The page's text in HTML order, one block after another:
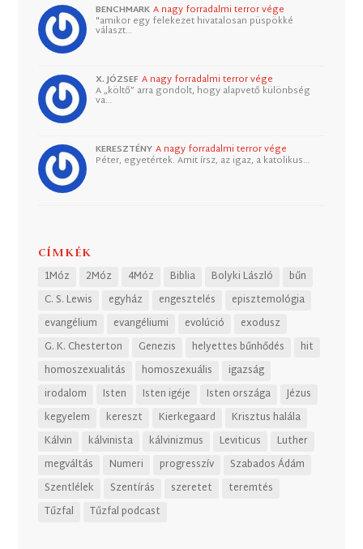
BENCHMARK A nagy forradalmi terror vége
"amikor egy felekezet hivatalosan püspökké
választ…
X. JÓZSEF A nagy forradalmi terror vége
A „költő” arra gondolt, hogy alapvető különbség
va…
KERESZTÉNY A nagy forradalmi terror vége
Péter, egyetértek. Amit írsz, az igaz, a katolikus…
CÍMKÉK
1Móz 2Móz 4Móz Biblia Bolyki László
bűn
C. S. Lewis
egyház engesztelés
episztemológia
evangélium
evangéliumi evolúció
exodusz
G. K. Chesterton
Genezis helyettes bűnhődés
hit
homoszexualitás
homoszexuális
igazság
irodalom
Isten Isten igéje Isten országa
Jézus
kegyelem
kereszt Kierkegaard
Krisztus halála
Kálvin
kálvinista kálvinizmus Leviticus
Luther
megváltás
Numeri progresszív
Szabados Ádám
Szentlélek
Szentírás szeretet
teremtés
Tűzfal
Tűzfal podcast